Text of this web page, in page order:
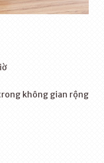
không gian rộng